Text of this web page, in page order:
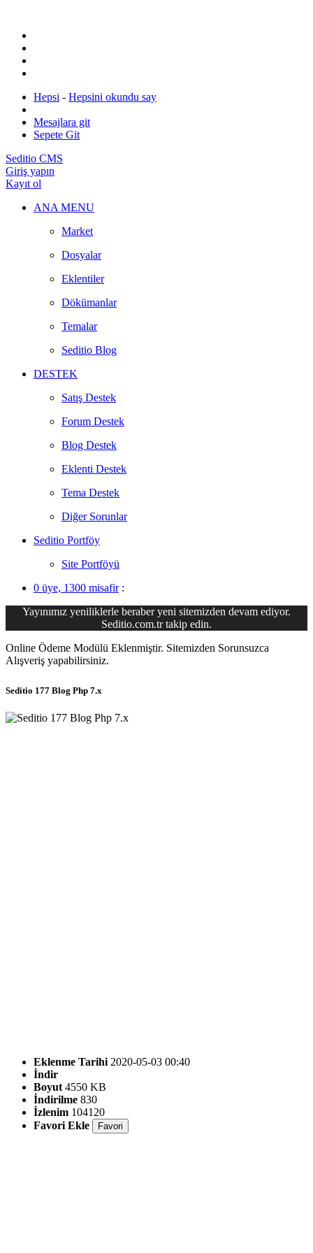
Hepsi - Hepsini okundu say
Mesajlara git
Sepete Git
Seditio CMS
Giriş yapın
Kayıt ol
ANA MENU
Market
Dosyalar
Eklentiler
Dökümanlar
Temalar
Seditio Blog
DESTEK
Satış Destek
Forum Destek
Blog Destek
Eklenti Destek
Tema Destek
Diğer Sorunlar
Seditio Portföy
Site Portföyü
0 üye, 1300 misafir:
Yayınımız yeniliklerle beraber yeni sitemizden devam ediyor.
Seditio.com.tr takip edin.
Online Ödeme Modülü Eklenmiştir. Sitemizden Sorunsuzca
Alışveriş yapabilirsiniz.
Seditio 177 Blog Php 7.x
Eklenme Tarihi 2020-05-03 00:40
İndir
Boyut 4550 KB
İndirilme 830
İzlenim 104120
Favori Ekle
Favori